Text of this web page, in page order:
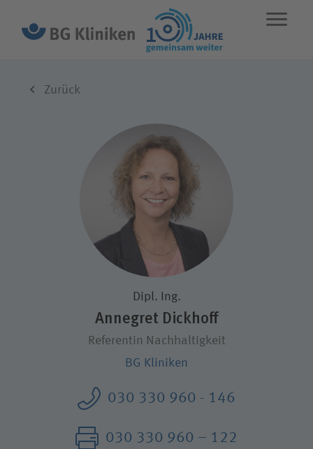
Wie können wir Ihnen helfen?
Suchwert
Zurück
Dipl. Ing.
Annegret Dickhoff
Referentin Nachhaltigkeit
BG Kliniken
030 330 960 - 146
030 330 960 – 122